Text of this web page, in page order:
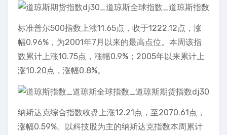
标准普尔500指数上涨11.65点，收于1222.12点，涨
幅0.96%，为2001年7月以来的最高点位。本周该指
数累计上涨10.75点，涨幅0.9%；2005年以来累计上
涨10.20点，涨幅0.8%。
纳斯达克综合指数收盘上涨12.21点，至2070.61点，
涨幅0.59%。以科技股为主的纳斯达克指数本周累计